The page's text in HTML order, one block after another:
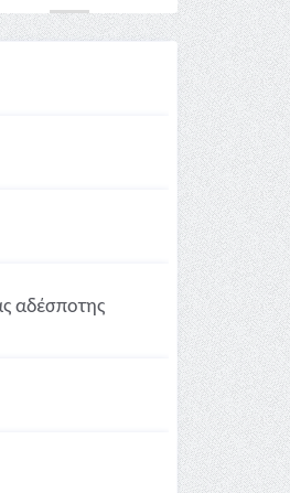
αδέσποτης